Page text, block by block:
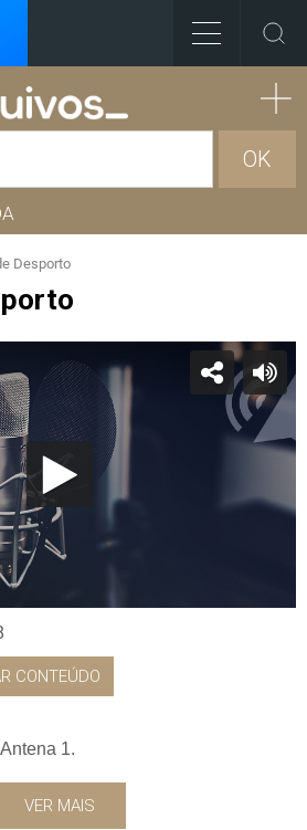
OK
Desporto
CONTEÚDO
1.
VER MAIS